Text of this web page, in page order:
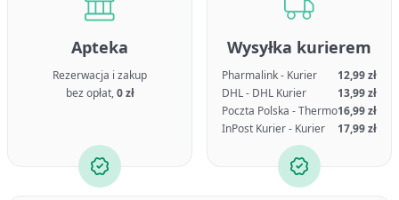
Apteka
Rezerwacja i zakup
bez opłat,0 zł
Wysyłka kurierem
Pharmalink - Kurier
12,99 zł
DHL - DHL Kurier
13,99 zł
Poczta Polska - Thermo16,99 zł
InPost Kurier - Kurier
17,99 zł